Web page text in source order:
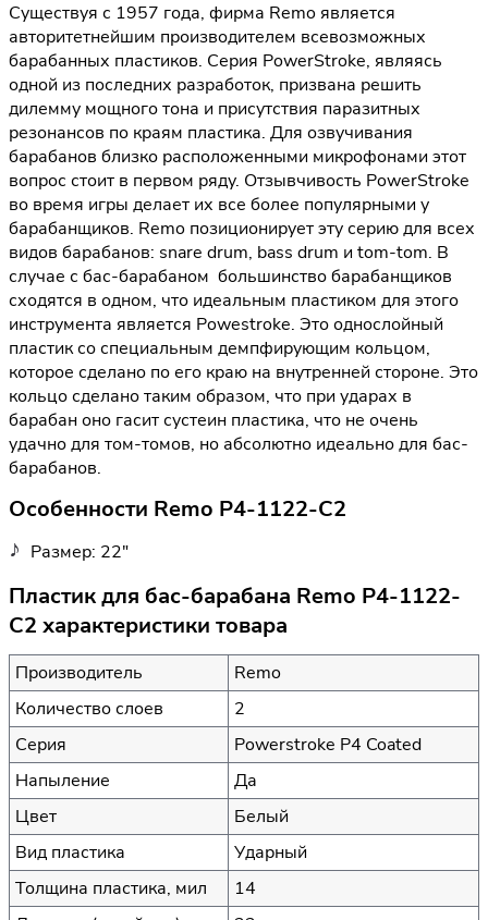
Существуя с 1957 года, фирма Remo является
авторитетнейшим производителем всевозможных
барабанных пластиков. Серия PowerStroke, являясь
одной из последних разработок, призвана решить
дилемму мощного тона и присутствия паразитных
резонансов по краям пластика. Для озвучивания
барабанов близко расположенными микрофонами этот
вопрос стоит в первом ряду. Отзывчивость PowerStroke
во время игры делает их все более популярными у
барабанщиков. Remo позиционирует эту серию для всех
видов барабанов: snare drum, bass drum и tom-tom. В
случае с бас-барабаном большинство барабанщиков
сходятся в одном, что идеальным пластиком для этого
инструмента является Powestroke. Это однослойный
пластик со специальным демпфирующим кольцом,
которое сделано по его краю на внутренней стороне. Это
кольцо сделано таким образом, что при ударах в
барабан оно гасит сустеин пластика, что не очень
удачно для том-томов, но абсолютно идеально для бас-
барабанов.
Особенности Remo P4-1122-C2
Размер: 22"
Пластик для бас-барабана Remo P4-1122-
C2 характеристики товара
Производитель
Remo
Количество слоев
2
Серия
Powerstroke P4 Coated
Напыление
Да
Цвет
Белый
Вид пластика
Ударный
Толщина пластика, мил
14